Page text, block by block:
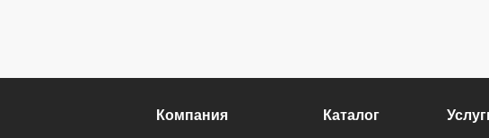
Компания Каталог